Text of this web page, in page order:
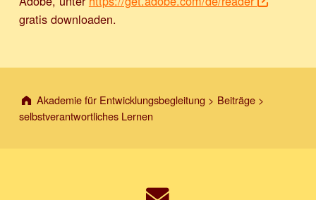
gratis downloaden.
Akademie für Entwicklungsbegleitung > Beiträge>
selbstverantwortliches Lernen